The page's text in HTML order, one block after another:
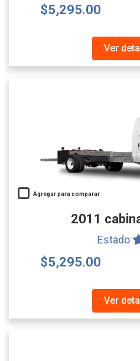
$5,295.00
Ver
Agregar para comparar
2011
Estado
$5,295.00
Ver